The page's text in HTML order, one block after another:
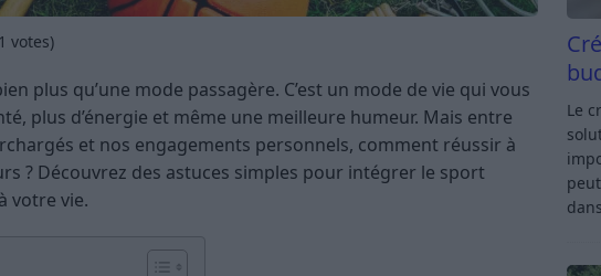
1 votes)
plus qu’une mode passagère. C’est un mode de vie qui vous
plus d’énergie et même une meilleure humeur. Mais entre
et nos engagements personnels, comment réussir à
? Découvrez des astuces simples pour intégrer le sport
votre vie.
Le
dans